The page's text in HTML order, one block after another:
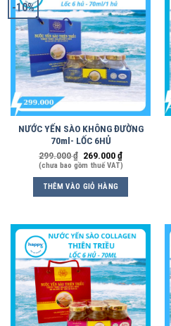
-10%
NƯỚC YẾN SÀO KHÔNG ĐƯỜNG
70ml- LỐC 6HỦ
299.000₫ 269.000₫
(chưa bao gồm thuế VAT)
THÊM VÀO GIỎ HÀNG